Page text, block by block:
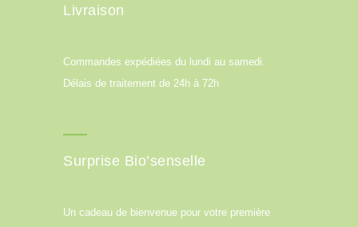
Livraison
Commandes expédiées du lundi au samedi.
Délais de traitement de 24h à 72h
Surprise Bio’senselle
Un cadeau de bienvenue pour votre première